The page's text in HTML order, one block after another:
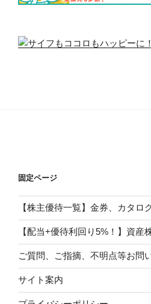
固定ページ
【株主優待一覧】金券、カタロ
【配当+優待利回り5%！】資産
ご質問、ご指摘、不明点等お問
サイト案内